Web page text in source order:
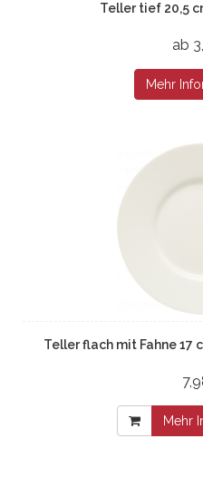
Teller tief 20,5
ab
Mehr
Teller flach mit Fahne 17
Mehr